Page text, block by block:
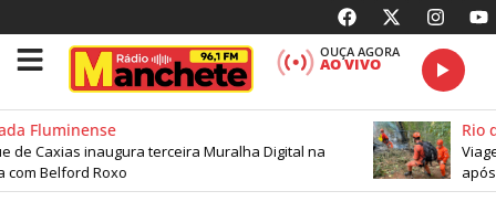
OUÇA AGORA
AO VIVO
Fluminense
de Caxias inaugura terceira Muralha Digital na
Belford Roxo
Rio